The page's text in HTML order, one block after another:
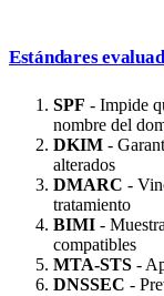
Estándares
SPF - Impide
nombre del
DKIM -
alterados
DMARC -
tratamiento
BIMI -
compatibles
MTA-STS -
DNSSEC -